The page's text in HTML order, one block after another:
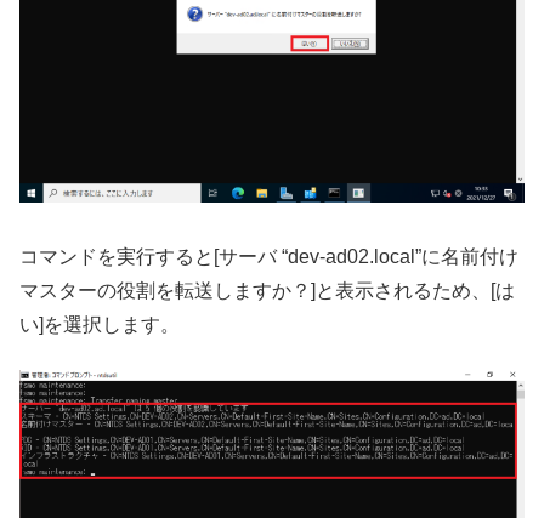
コマンドを実行すると[サーバ “dev-ad02.local”に名前付け
マスターの役割を転送しますか？]と表示されるため、[は
い]を選択します。